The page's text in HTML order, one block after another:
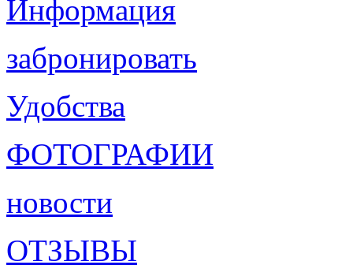
Информация
забронировать
Удобства
ФОТОГРАФИИ
новости
ОТЗЫВЫ